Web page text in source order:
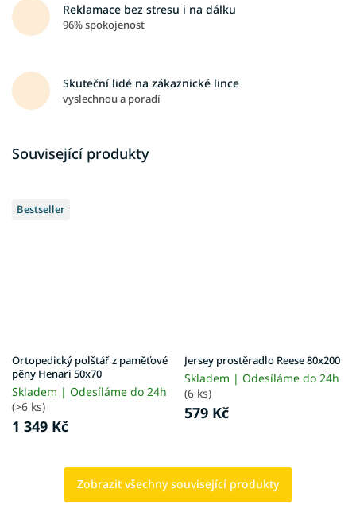
Reklamace bez stresu i na dálku
96% spokojenost
Skuteční lidé na zákaznické lince
vyslechnou a poradí
Související produkty
Bestseller
Ortopedický polštář z paměťové
pěny Henari 50x70
Skladem | Odesíláme do 24h
(>6 ks)
1 349 Kč
Jersey prostěradlo Reese 80x200
Skladem | Odesíláme do 24h
(6 ks)
579 Kč
Zobrazit všechny související produkty